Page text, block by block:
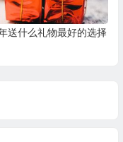
送什么礼物最好的选择